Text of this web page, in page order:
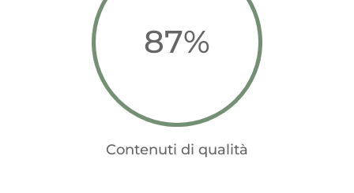
87%
Contenuti di qualità